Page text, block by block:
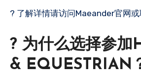
? 了解详情请访问Maeander官网或
? 为什么选择参
& EQUESTRIAN